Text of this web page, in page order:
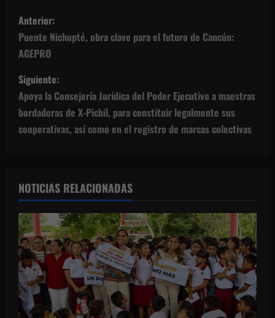
N
a
v
e
g
i
ó
n
d
e
Anterior:
Puente Nichupté, obra clave para el futuro de Cancún:
AGEPRO
Siguiente:
Apoya la Consejería Jurídica del Poder Ejecutivo a maestras
bordadoras de X-Pichil, para constituir legalmente sus
cooperativas, así como en el registro de marcas colectivas
NOTICIAS RELACIONADAS